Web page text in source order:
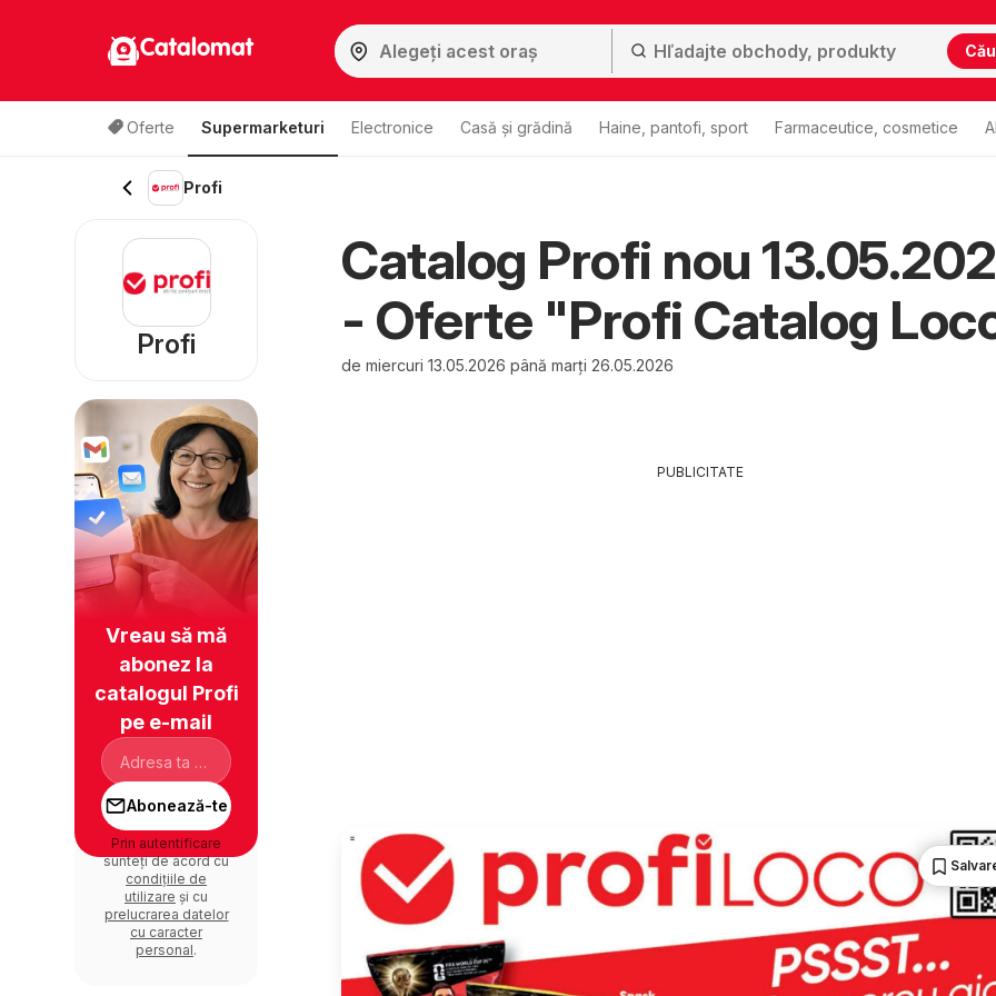
Catalomat
Oferte Supermarketuri Electronice Casă și grădină Haine, pantofi, sport Farmaceutice, cosmetice
Profi
Catalog Profi nou
- Oferte "Profi Catalog
de miercuri 13.05.2026 până marți 26.05.2026
PUBLICITATE
Profi
Vreau să mă
abonez la
catalogul Profi
pe e-mail
Abonează-te
Prin autentificare
sunteți de acord cu
condițiile de
utilizare și cu
prelucrarea datelor
cu caracter
personal.